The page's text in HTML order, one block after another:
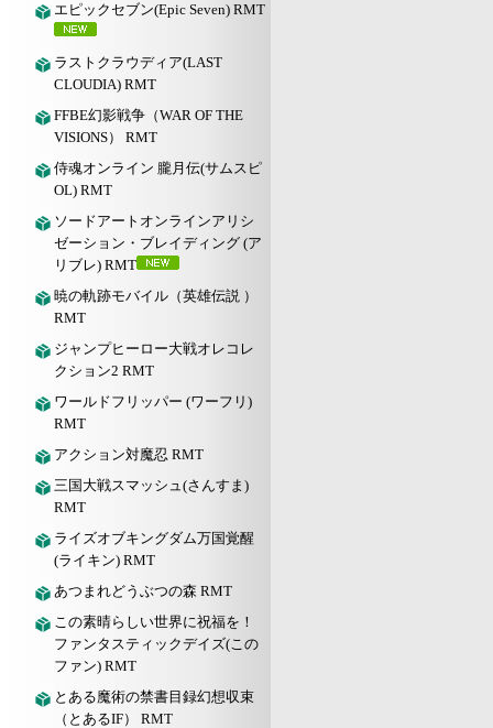
エピックセブン(Epic Seven) RMT
ラストクラウディア(LAST
CLOUDIA) RMT
FFBE幻影戦争（WAR OF THE
VISIONS） RMT
侍魂オンライン 朧月伝(サムスピ
OL) RMT
ソードアートオンラインアリシ
ゼーション・ブレイディング (ア
リブレ) RMT
暁の軌跡モバイル（英雄伝説 ）
RMT
ジャンプヒーロー大戦オレコレ
クション2 RMT
ワールドフリッパー (ワーフリ)
RMT
アクション対魔忍 RMT
三国大戦スマッシュ(さんすま)
RMT
ライズオブキングダム万国覚醒
(ライキン) RMT
あつまれどうぶつの森 RMT
この素晴らしい世界に祝福を！
ファンタスティックデイズ(この
ファン) RMT
とある魔術の禁書目録幻想収束
（とあるIF） RMT